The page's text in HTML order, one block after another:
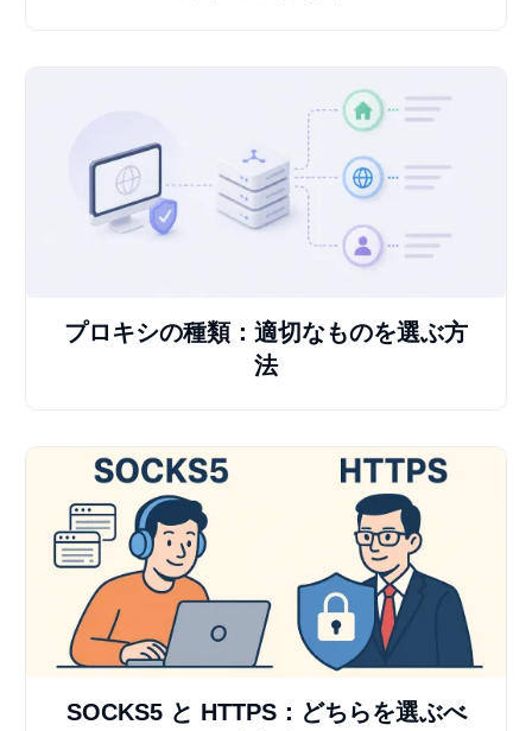
プロキシの種類：適切なものを選ぶ方
法
SOCKS5 と HTTPS：どちらを選ぶべ